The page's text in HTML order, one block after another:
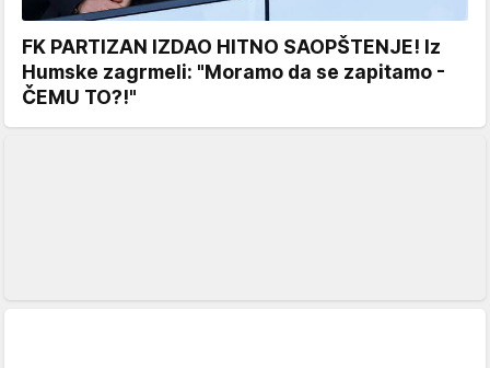
FK PARTIZAN IZDAO HITNO SAOPŠTENJE! Iz
Humske zagrmeli: "Moramo da se zapitamo -
ČEMU TO?!"